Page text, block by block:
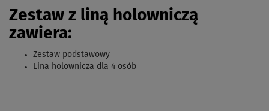
Zestaw z liną holowniczą
zawiera:
Zestaw podstawowy
Lina holownicza dla 4 osób